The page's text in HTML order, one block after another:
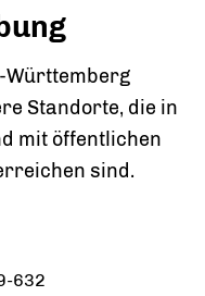
Württemberg
Standorte, die in
mit öffentlichen
sind.
632